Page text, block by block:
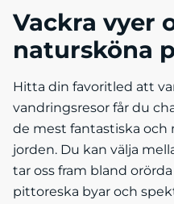
Vackra vyer
natursköna
Hitta din favoritled att
vandringsresor får du
de mest fantastiska och
jorden. Du kan välja
tar oss fram bland
pittoreska byar och